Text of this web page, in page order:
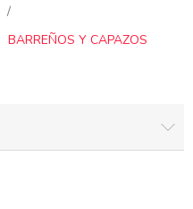
/
BARREÑOS Y CAPAZOS